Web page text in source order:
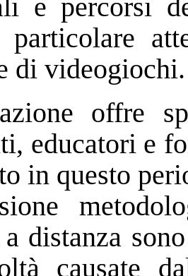
e percorsi
particolare
di videogiochi.
offre
educatori e
in questo
distanza
causate